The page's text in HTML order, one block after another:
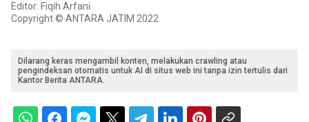
Editor: Fiqih Arfani
Copyright © ANTARA JATIM 2022
Dilarang keras mengambil konten, melakukan crawling atau
pengindeksan otomatis untuk AI di situs web ini tanpa izin tertulis dari
Kantor Berita ANTARA.